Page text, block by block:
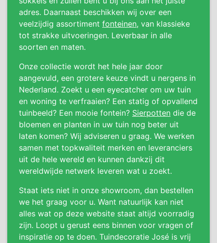
adres. Daarnaast beschikken wij over een
veelzijdig assortiment fonteinen, van klassieke
tot strakke uitvoeringen. Leverbaar in alle
soorten en maten.
Onze collectie wordt het hele jaar door
aangevuld, een grotere keuze vindt u nergens in
Nederland. Zoekt u een eyecatcher om uw tuin
en woning te verfraaien? Een statig of opvallend
tuinbeeld? Een mooie fontein? Sierpotten die de
bloemen en planten in uw tuin nog beter uit
laten komen? Wij adviseren u graag. We werken
samen met topkwaliteit merken en leveranciers
uit de hele wereld en kunnen dankzij dit
wereldwijde netwerk leveren wat u zoekt.
Staat iets niet in onze showroom, dan bestellen
we het graag voor u. Want natuurlijk kan niet
alles wat op deze website staat altijd voorradig
zijn. Loopt u gerust eens binnen voor vragen of
inspiratie op te doen. Tuindecoratie José is vrij